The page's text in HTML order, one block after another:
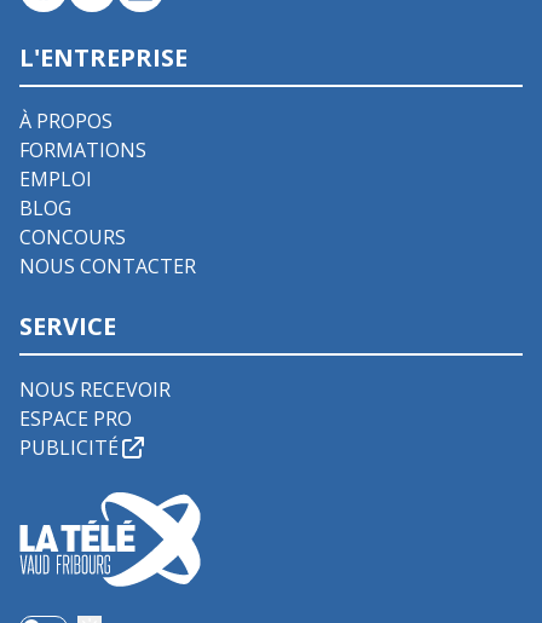
L'ENTREPRISE
À PROPOS
FORMATIONS
EMPLOI
BLOG
CONCOURS
NOUS CONTACTER
SERVICE
NOUS RECEVOIR
ESPACE PRO
PUBLICITÉ